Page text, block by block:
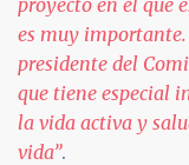
es muy
presidente del
que tiene especial
la vida activa y
vida”.